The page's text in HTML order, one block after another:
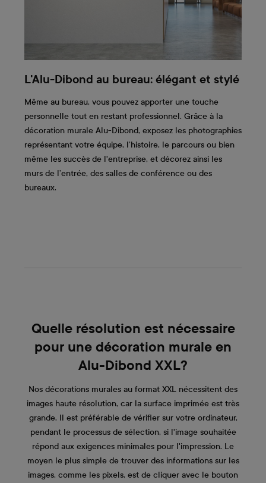
L'Alu-Dibond au bureau: élégant et stylé
Même au bureau, vous pouvez apporter une touche
personnelle tout en restant professionnel. Grâce à la
décoration murale Alu-Dibond, exposez les photographies
représentant votre équipe, l’histoire, le parcours ou bien
même les succès de l'entreprise, et décorez ainsi les
murs de l’entrée, des salles de conférence ou des
bureaux.
Quelle résolution est nécessaire
pour une décoration murale en
Alu-Dibond XXL?
Nos décorations murales au format XXL nécessitent des
images haute résolution, car la surface imprimée est très
grande. Il est préférable de vérifier sur votre ordinateur,
pendant le processus de sélection, si l'image souhaitée
répond aux exigences minimales pour l'impression. Le
moyen le plus simple de trouver des informations sur les
images, comme les pixels, est de cliquer avec le bouton